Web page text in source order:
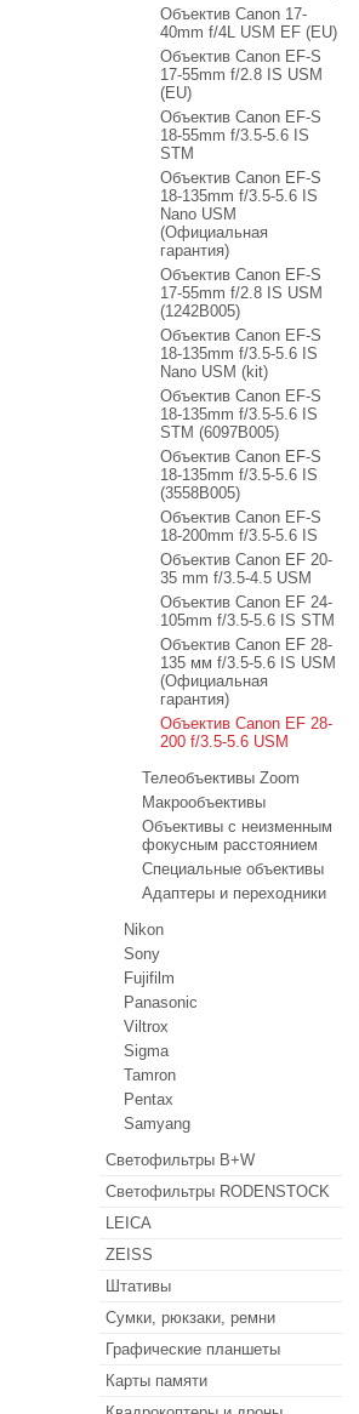
Объектив Canon 17-
40mm f/4L USM EF (EU)
Объектив Canon EF-S
17-55mm f/2.8 IS USM
(EU)
Объектив Canon EF-S
18-55mm f/3.5-5.6 IS
STM
Объектив Canon EF-S
18-135mm f/3.5-5.6 IS
Nano USM
(Официальная
гарантия)
Объектив Canon EF-S
17-55mm f/2.8 IS USM
(1242B005)
Объектив Canon EF-S
18-135mm f/3.5-5.6 IS
Nano USM (kit)
Объектив Canon EF-S
18-135mm f/3.5-5.6 IS
STM (6097B005)
Объектив Canon EF-S
18-135mm f/3.5-5.6 IS
(3558B005)
Объектив Canon EF-S
18-200mm f/3.5-5.6 IS
Объектив Canon EF 20-
35 mm f/3.5-4.5 USM
Объектив Canon EF 24-
105mm f/3.5-5.6 IS STM
Объектив Canon EF 28-
135 мм f/3.5-5.6 IS USM
(Официальная
гарантия)
Объектив Canon EF 28-
200 f/3.5-5.6 USM
Телеобъективы Zoom
Макрообъективы
Объективы с неизменным
фокусным расстоянием
Специальные объективы
Адаптеры и переходники
Nikon
Sony
Fujifilm
Panasonic
Viltrox
Sigma
Tamron
Pentax
Samyang
Светофильтры B+W
Светофильтры RODENSTOCK
LEICA
ZEISS
Штативы
Сумки, рюкзаки, ремни
Графические планшеты
Карты памяти